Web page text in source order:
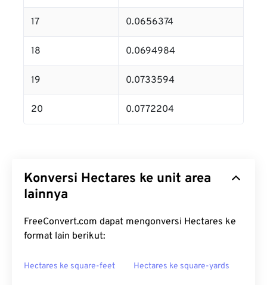
17 0.0656374
18 0.0694984
19 0.0733594
20 0.0772204
Konversi Hectares ke unit area
lainnya
FreeConvert.com dapat mengonversi Hectares ke
format lain berikut:
Hectares ke square-feet Hectares ke square-yards